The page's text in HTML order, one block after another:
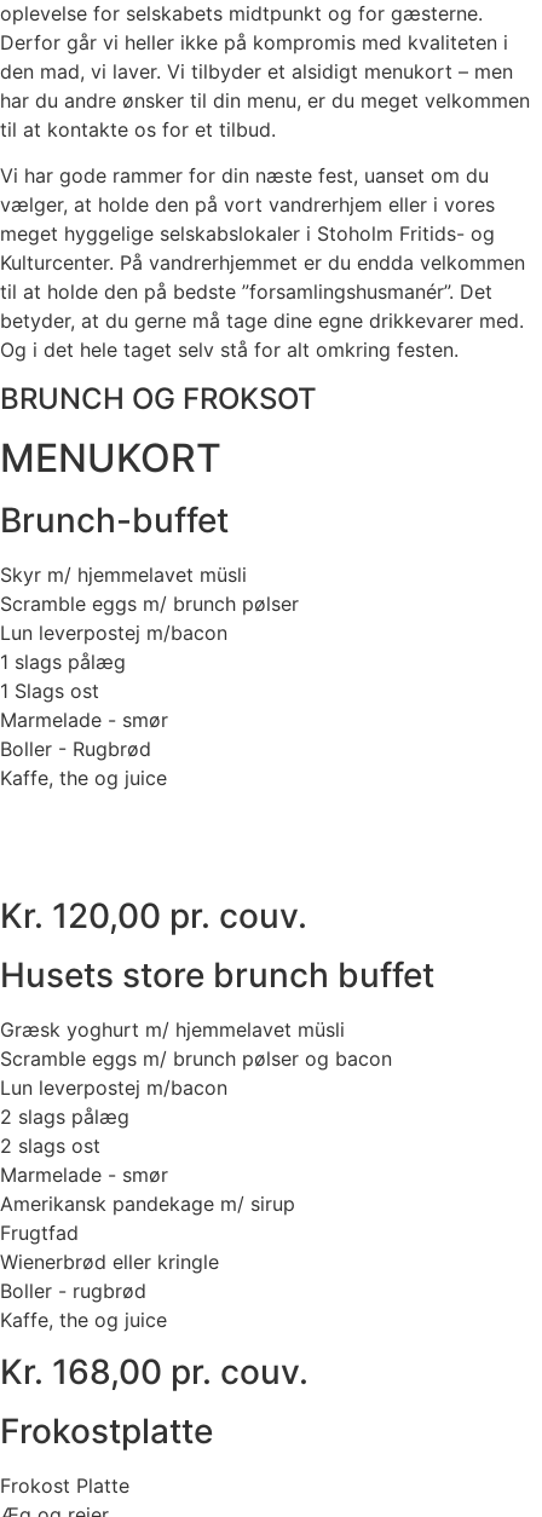
oplevelse for selskabets midtpunkt og for gæsterne.
Derfor går vi heller ikke på kompromis med kvaliteten i
den mad, vi laver. Vi tilbyder et alsidigt menukort – men
har du andre ønsker til din menu, er du meget velkommen
til at kontakte os for et tilbud.
Vi har gode rammer for din næste fest, uanset om du
vælger, at holde den på vort vandrerhjem eller i vores
meget hyggelige selskabslokaler i Stoholm Fritids- og
Kulturcenter. På vandrerhjemmet er du endda velkommen
til at holde den på bedste ”forsamlingshusmanér”. Det
betyder, at du gerne må tage dine egne drikkevarer med.
Og i det hele taget selv stå for alt omkring festen.
BRUNCH OG FROKSOT
MENUKORT
Brunch-buffet
Skyr m/ hjemmelavet müsli
Scramble eggs m/ brunch pølser
Lun leverpostej m/bacon
1 slags pålæg
1 Slags ost
Marmelade - smør
Boller - Rugbrød
Kaffe, the og juice
Kr. 120,00 pr. couv.
Husets store brunch buffet
Græsk yoghurt m/ hjemmelavet müsli
Scramble eggs m/ brunch pølser og bacon
Lun leverpostej m/bacon
2 slags pålæg
2 slags ost
Marmelade - smør
Amerikansk pandekage m/ sirup
Frugtfad
Wienerbrød eller kringle
Boller - rugbrød
Kaffe, the og juice
Kr. 168,00 pr. couv.
Frokostplatte
Frokost Platte